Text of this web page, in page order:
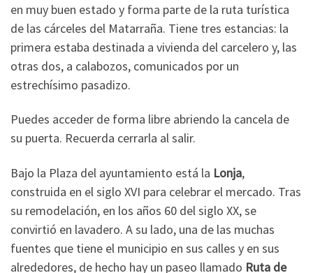
en muy buen estado y forma parte de la ruta turística
de las cárceles del Matarraña. Tiene tres estancias: la
primera estaba destinada a vivienda del carcelero y, las
otras dos, a calabozos, comunicados por un
estrechísimo pasadizo.
Puedes acceder de forma libre abriendo la cancela de
su puerta. Recuerda cerrarla al salir.
Bajo la Plaza del ayuntamiento está la Lonja,
construida en el siglo XVI para celebrar el mercado. Tras
su remodelación, en los años 60 del siglo XX, se
convirtió en lavadero. A su lado, una de las muchas
fuentes que tiene el municipio en sus calles y en sus
alrededores, de hecho hay un paseo llamado Ruta de